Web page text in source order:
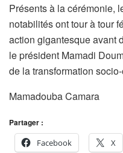
Présents à la cérémonie,
notabilités ont tour à tour
action gigantesque avant
le président Mamadi
de la transformation
Mamadouba Camara
Partager :
Facebook
X